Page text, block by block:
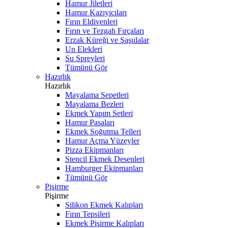
Hamur Jiletleri
Hamur Kazıyıcıları
Fırın Eldivenleri
Fırın ve Tezgah Fırçaları
Erzak Küreği ve Şaşulalar
Un Elekleri
Su Spreyleri
Tümünü Gör
Hazırlık
Hazırlık
Mayalama Sepetleri
Mayalama Bezleri
Ekmek Yapım Setleri
Hamur Pasaları
Ekmek Soğutma Telleri
Hamur Açma Yüzeyler
Pizza Ekipmanları
Stencil Ekmek Desenleri
Hamburger Ekipmanları
Tümünü Gör
Pişirme
Pişirme
Silikon Ekmek Kalıpları
Fırın Tepsileri
Ekmek Pişirme Kalıpları